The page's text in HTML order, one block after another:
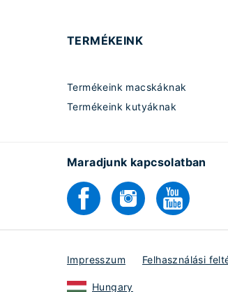
TERMÉKEINK
Termékeink macskáknak
Termékeink kutyáknak
Maradjunk kapcsolatban
Impresszum Felhasználási
Hungary